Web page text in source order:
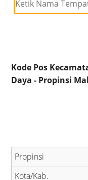
Kode Pos
Daya - Propinsi